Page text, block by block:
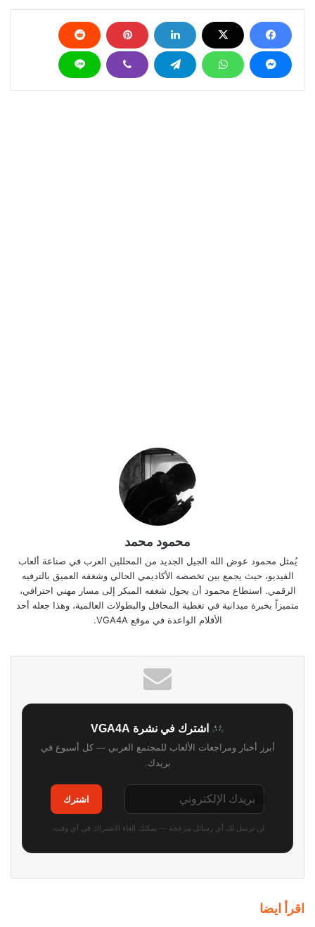
محمود محمد
يُمثل محمود عوض الله الجيل الجديد من المحللين العرب في صناعة ألعاب
الفيديو، حيث يجمع بين تخصصه الأكاديمي الحالي وشغفه العميق بالترفيه
الرقمي. استطاع محمود أن يحول شغفه المبكر إلى مسار مهني احترافي،
متميزاً بخبرة ميدانية في تغطية المحافل والبطولات العالمية، وهذا جعله أحد
الأقلام الواعدة في موقع VGA4A.
اشترك في نشرة VGA4A
أبرز أخبار ومراجعات الألعاب للمجتمع العربي — كل أسبوع في
بريدك.
اشترك
لن نرسل لك أي رسائل مزعجة — يمكنك إلغاء الاشتراك في أي وقت.
اقرأ ايضا